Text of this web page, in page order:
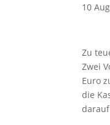
10
Zu
Zwei
Euro
die